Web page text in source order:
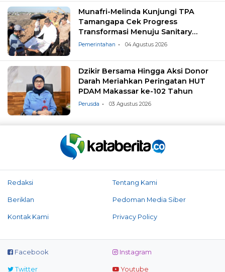
Munafri-Melinda Kunjungi TPA
Tamangapa Cek Progress
Transformasi Menuju Sanitary
Landfill
Pemerintahan 04 Agustus 2026
Dzikir Bersama Hingga Aksi Donor
Darah Meriahkan Peringatan HUT
PDAM Makassar ke-102 Tahun
Perusda 03 Agustus 2026
Redaksi Tentang Kami
Beriklan Pedoman Media Siber
Kontak Kami Privacy Policy
Facebook Instagram
Twitter Youtube